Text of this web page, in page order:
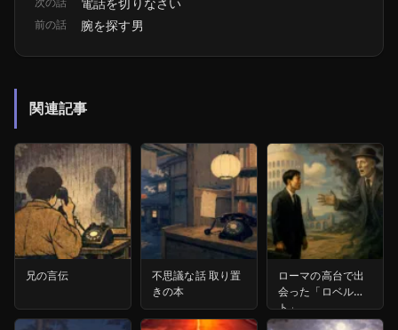
前の話 腕を探す男
関連記事
兄の言伝
不思議な話 取り置
きの本
ローマの高台で出
会った「ロベル
ト」